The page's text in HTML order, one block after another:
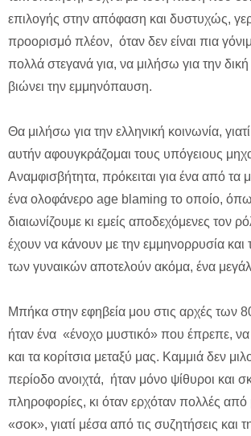
επιλογής στην απόφαση και δυστυχώς,
προορισμό πλέον, όταν δεν είναι πια
πολλά στεγανά για, να μιλήσω για την
βιώνει την εμμηνόπαυση.
Θα μιλήσω για την ελληνική κοινωνία,
αυτήν αφουγκράζομαι τους υπόγειους
Αναμφισβήτητα, πρόκειται για ένα από τα
ένα ολοφάνερο age blaming το οποίο,
διαιωνίζουμε κι εμείς αποδεχόμενες τον
έχουν να κάνουν με την εμμηνορρυσία και
των γυναικών αποτελούν ακόμα, ένα
Μπήκα στην εφηβεία μου στις αρχές των
ήταν ένα «ένοχο μυστικό» που έπρεπε,
και τα κορίτσια μεταξύ μας. Καμμιά δεν
περίοδο ανοιχτά, ήταν μόνο ψίθυροι και
πληροφορίες, κι όταν ερχόταν πολλές
«σοκ», γιατί μέσα από τις συζητήσεις και